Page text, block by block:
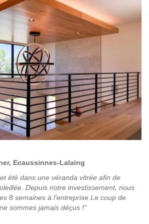
Ecaussinnes-Lalaing
été dans une véranda vitrée afin de
Depuis notre investissement, nous
8 semaines à l’entreprise Le coup de
sommes jamais déçus !”